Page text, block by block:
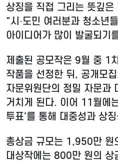
상징을 직접 그리는 뜻깊
"시·도민 여러분과 청소년
아이디어가 많이 발굴되기
제출된 공모작은 9월 중 1
작품을 선정한 뒤, 공개모
자문위원단의 정밀 자문과
거치게 된다. 이어 11월에
투표'를 통해 대중성과 상
총상금 규모는 1,950만 원
대상작에는 800만 원의 상